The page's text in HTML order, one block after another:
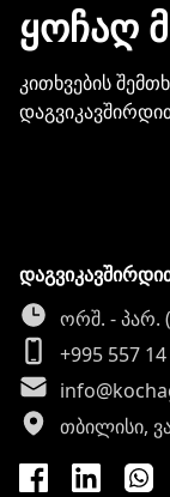
ᲧᲝᲩᲐᲦ
კითხვების
ორშ. - პარ.
+995 557
თბილისი,